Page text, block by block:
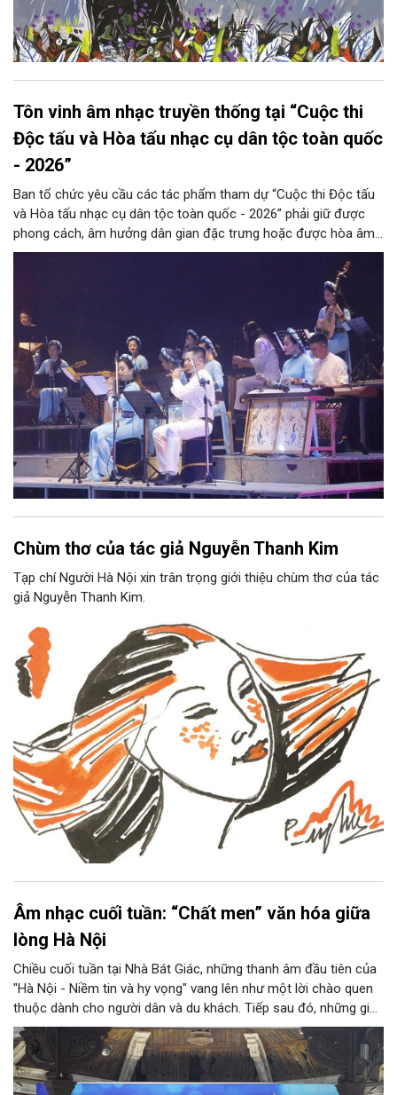
Tôn vinh âm nhạc truyền thống tại “Cuộc thi
Độc tấu và Hòa tấu nhạc cụ dân tộc toàn quốc
- 2026”
Ban tổ chức yêu cầu các tác phẩm tham dự “Cuộc thi Độc tấu
và Hòa tấu nhạc cụ dân tộc toàn quốc - 2026” phải giữ được
phong cách, âm hưởng dân gian đặc trưng hoặc được hòa âm,
phối khí mới trên nền tảng làn điệu âm nhạc truyền thống Việt
Nam, đồng thời phải được trình diễn trực tiếp bằng nhạc cụ dân
Chùm thơ của tác giả Nguyễn Thanh Kim
Tạp chí Người Hà Nội xin trân trọng giới thiệu chùm thơ của tác
giả Nguyễn Thanh Kim.
Âm nhạc cuối tuần: “Chất men” văn hóa giữa
lòng Hà Nội
Chiều cuối tuần tại Nhà Bát Giác, những thanh âm đầu tiên của
"Hà Nội - Niềm tin và hy vọng" vang lên như một lời chào quen
thuộc dành cho người dân và du khách. Tiếp sau đó, những giai
điệu jazz kinh điển của thế giới lần lượt cất lên qua phần biểu
diễn của NSƯT Quyền Văn Minh và các nghệ sĩ Bình Minh Jazz
Club, mở ra một không gian âm nhạc giàu cảm xúc ngay giữa
trung tâm Thủ đô.